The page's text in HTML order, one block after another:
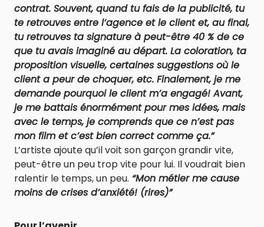
contrat. Souvent, quand tu fais de la publicité, tu
te retrouves entre l’agence et le client et, au final,
tu retrouves ta signature à peut-être 40 % de ce
que tu avais imaginé au départ. La coloration, ta
proposition visuelle, certaines suggestions où le
client a peur de choquer, etc. Finalement, je me
demande pourquoi le client m’a engagé! Avant,
je me battais énormément pour mes idées, mais
avec le temps, je comprends que ce n’est pas
mon film et c’est bien correct comme ça.”
L’artiste ajoute qu’il voit son garçon grandir vite,
peut-être un peu trop vite pour lui. Il voudrait bien
ralentir le temps, un peu. “Mon métier me cause
moins de crises d’anxiété! (rires)”